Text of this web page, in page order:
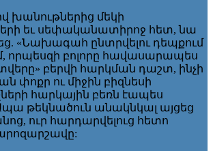
խանութներից մեկի
եւ սեփականատիրոջ հետ, նա
«Նախագահ ընտրվելու դեպքում
որպեսզի բոլորը հավասարապես
բերվի հարկման դաշտ, ինչի
փոքր ու միջին բիզնեսի
հարկային բեռն էապես
թեկնածուն անակնկալ այցեց
ուր հարդարվելուց հետո